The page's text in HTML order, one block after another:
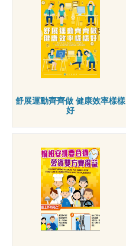
舒展運動齊齊做 健康效率樣樣
好